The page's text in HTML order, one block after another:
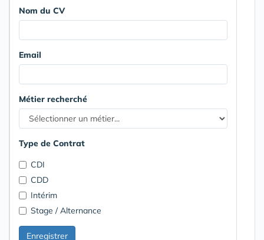
Nom du CV
Email
Métier recherché
Type de Contrat
CDI
CDD
Intérim
Stage / Alternance